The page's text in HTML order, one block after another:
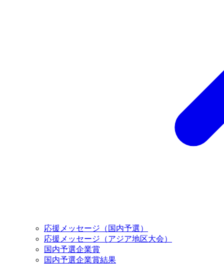
応援メッセージ（国内予選）
応援メッセージ（アジア地区大会）
国内予選企業賞
国内予選企業賞結果